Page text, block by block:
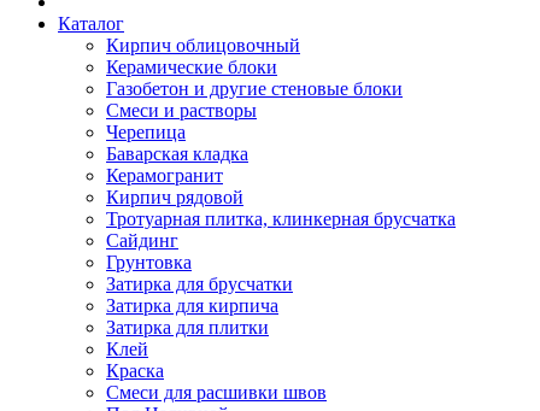
Каталог
Кирпич облицовочный
Керамические блоки
Газобетон и другие стеновые блоки
Смеси и растворы
Черепица
Баварская кладка
Керамогранит
Кирпич рядовой
Тротуарная плитка, клинкерная брусчатка
Сайдинг
Грунтовка
Затирка для брусчатки
Затирка для кирпича
Затирка для плитки
Клей
Краска
Смеси для расшивки швов